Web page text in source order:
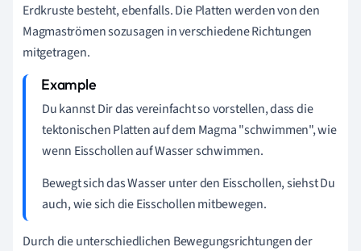
Erdkruste besteht, ebenfalls. Die Platten werden von den
Magmaströmen sozusagen in verschiedene Richtungen
mitgetragen.
Du kannst Dir das vereinfacht so vorstellen, dass die
tektonischen Platten auf dem Magma "schwimmen", wie
wenn Eisschollen auf Wasser schwimmen.
Bewegt sich das Wasser unter den Eisschollen, siehst Du
auch, wie sich die Eisschollen mitbewegen.
Durch die unterschiedlichen Bewegungsrichtungen der